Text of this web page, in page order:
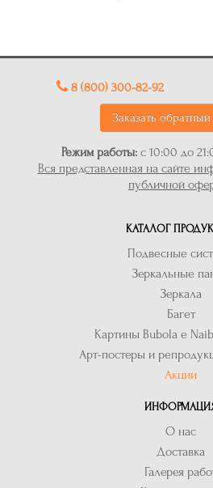
8 (800) 300-82-92
Заказать
Режим работы: с 10:00 до
Вся представленная на сайте
публичной
КАТАЛОГ
Подвесные
Зеркальные
Зеркала
Багет
Картины Bubola e
Арт-постеры и
Акции
О нас
Доставка
Галерея